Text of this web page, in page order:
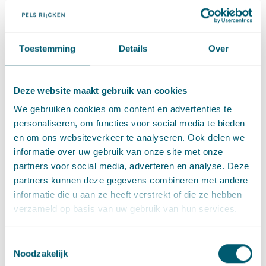
Toestemming Details Over
Deze website maakt gebruik van cookies
We gebruiken cookies om content en advertenties te
personaliseren, om functies voor social media te bieden
en om ons websiteverkeer te analyseren. Ook delen we
informatie over uw gebruik van onze site met onze
partners voor social media, adverteren en analyse. Deze
partners kunnen deze gegevens combineren met andere
informatie die u aan ze heeft verstrekt of die ze hebben
verzameld op basis van uw gebruik van hun services.
Noodzakelijk
luchtvaartterrein is volgens de minister nodig om voortzetting
het luchtvaartterrein naar een burgerluchthaven mogelijk te
De uitspraak
In eerste aanleg oordeelde de rechtbank Almelo dat de
minister in strijd met het specialiteitsbeginsel heeft
gehandeld. Een transitie naar burgerluchthaven en
burgermedegebruik van het militaire luchtvaartterrein kunnen
volgens de rechtbank niet herleid worden tot het doel van de
bevoegdheid van de minister van Defensie om een
luchtvaartterrein als een militair luchtvaartterrein aan te
trekken.